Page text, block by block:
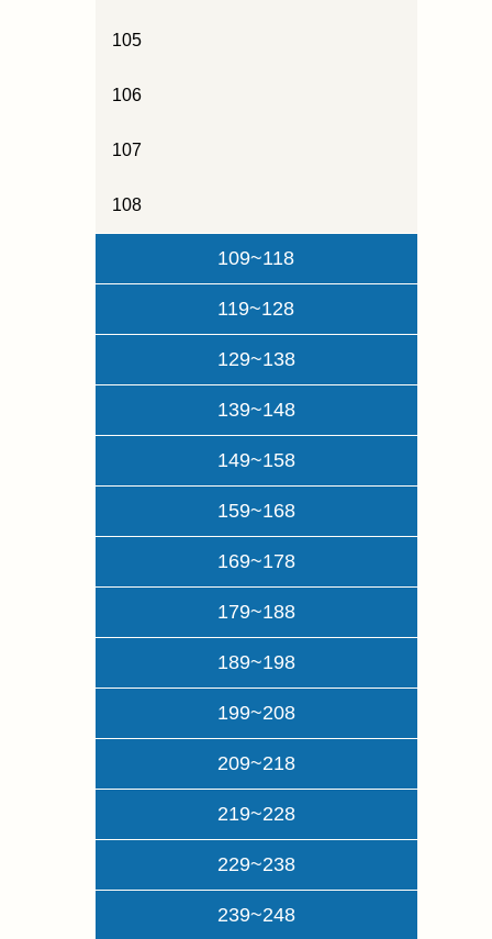
105
106
107
108
109~118
119~128
129~138
139~148
149~158
159~168
169~178
179~188
189~198
199~208
209~218
219~228
229~238
239~248